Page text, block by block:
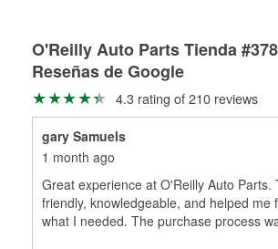
partes de reemplazo correctas para tu
Rectificación de tambores y discos de freno
O'Reilly Auto Parts Tienda
Reseñas de Google
4.3 rating of 210 reviews
gary Samuels
1 month ago
Great experience at O'Reilly Auto Parts.
friendly, knowledgeable, and helped me
what I needed. The purchase process